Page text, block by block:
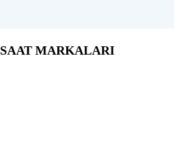
SAAT MARKALARI